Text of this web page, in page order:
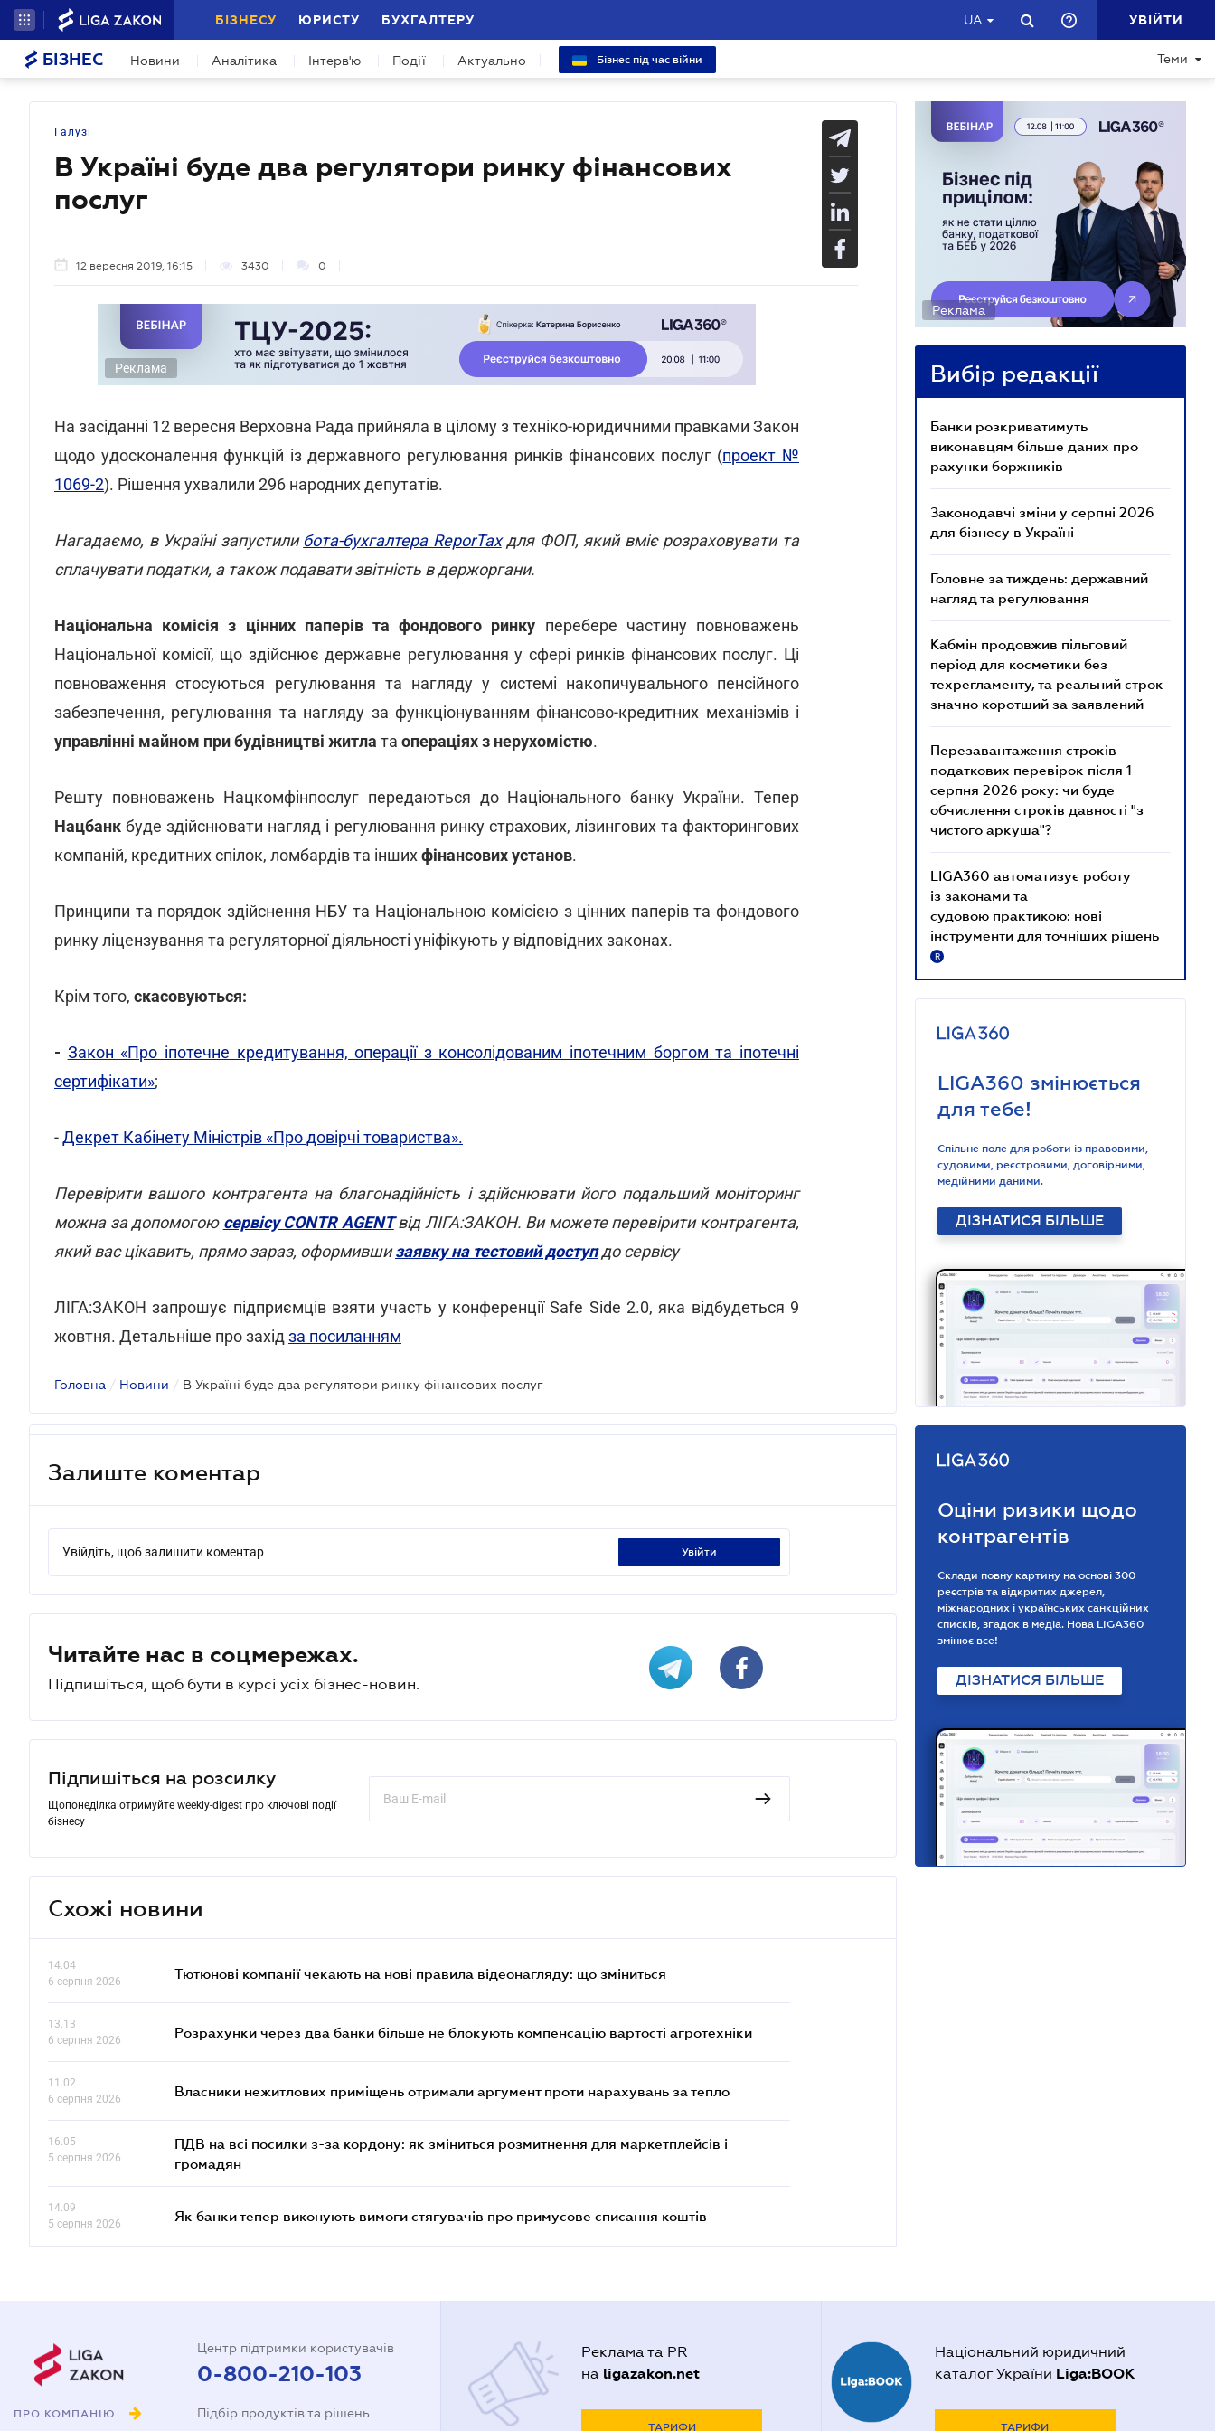
БІЗНЕСУ ЮРИСТУ БУХГАЛТЕРУ UA УВІЙТИ
БІЗНЕС Новини Аналітика Інтерв'ю Події Актуально Бізнес під час війни Теми
Галузі
В Україні буде два регулятори ринку фінансових
послуг
12 вересня 2019, 16:15 3430 0
Реклама
На засіданні 12 вересня Верховна Рада прийняла в цілому з техніко-юридичними правками Закон
щодо удосконалення функцій із державного регулювання ринків фінансових послуг (проект №
1069-2). Рішення ухвалили 296 народних депутатів.
Нагадаємо, в Україні запустилибота-бухгалтера ReporTaxдля ФОП, який вміє розраховувати та
сплачувати податки, а також подавати звітність в держоргани.
Національна комісія з цінних паперів та фондового ринку перебере частину повноважень
Національної комісії, що здійснює державне регулювання у сфері ринків фінансових послуг. Ці
повноваження стосуються регулювання та нагляду у системі накопичувального пенсійного
забезпечення, регулювання та нагляду за функціонуванням фінансово-кредитних механізмів і
управлінні майном при будівництві житла та операціях з нерухомістю.
Решту повноважень Нацкомфінпослуг передаються до Національного банку України. Тепер
Нацбанк буде здійснювати нагляд і регулювання ринку страхових, лізингових та факторингових
компаній, кредитних спілок, ломбардів та іншихфінансових установ.
Принципи та порядок здійснення НБУ та Національною комісією з цінних паперів та фондового
ринку ліцензування та регуляторної діяльності уніфікують у відповідних законах.
Крім того, скасовуються:
- Закон «Про іпотечне кредитування, операції з консолідованим іпотечним боргом та іпотечні
сертифікати»;
-Декрет Кабінету Міністрів «Про довірчі товариства».
Перевірити вашого контрагента на благонадійність і здійснювати його подальший моніторинг
можна за допомогою сервісу CONTR AGENTвід ЛІГА:ЗАКОН. Ви можете перевірити контрагента,
який вас цікавить, прямо зараз, оформившизаявку на тестовий доступдо сервісу
ЛІГА:ЗАКОН запрошує підприємців взяти участь у конференції Safe Side 2.0, яка відбудеться 9
жовтня. Детальніше про захід за посиланням
Головна / Новини / В Україні буде два регулятори ринку фінансових послуг
Залиште коментар
Увійдіть, щоб залишити коментар увійти
Читайте нас в соцмережах.
Підпишіться, щоб бути в курсі усіх бізнес-новин.
Підпишіться на розсилку
Щопонеділка отримуйте weekly-digest про ключові події
бізнесу
Схожі новини
14.04
6 серпня 2026
Тютюнові компанії чекають на нові правила відеонагляду: що зміниться
13.13
6 серпня 2026
Розрахунки через два банки більше не блокують компенсацію вартості агротехніки
11.02
6 серпня 2026
Власники нежитлових приміщень отримали аргумент проти нарахувань за тепло
16.05
5 серпня 2026
ПДВ на всі посилки з-за кордону: як зміниться розмитнення для маркетплейсів і
громадян
14.09
5 серпня 2026
Як банки тепер виконують вимоги стягувачів про примусове списання коштів
Реклама
Вибір редакції
Банки розкриватимуть
виконавцям більше даних про
рахунки боржників
Законодавчі зміни у серпні 2026
для бізнесу в Україні
Головне за тиждень: державний
нагляд та регулювання
Кабмін продовжив пільговий
період для косметики без
техрегламенту, та реальний строк
значно коротший за заявлений
Перезавантаження строків
податкових перевірок після 1
серпня 2026 року: чи буде
обчислення строків давності "з
чистого аркуша"?
LIGA360 автоматизує роботу
із законами та
судовою практикою: нові
інструменти для точніших рішень
R
LIGA360 змінюється
для тебе!
Спільне поле для роботи із правовими,
судовими, реєстровими, договірними,
медійними даними.
ДІЗНАТИСЯ БІЛЬШЕ
Оціни ризики щодо
контрагентів
Склади повну картину на основі 300
реєстрів та відкритих джерел,
міжнародних і українських санкційних
списків, згадок в медіа. Нова LIGA360
змінює все!
ДІЗНАТИСЯ БІЛЬШЕ
ПРО КОМПАНІЮ
Центр підтримки користувачів
0-800-210-103
Підбір продуктів та рішень
Реклама та PR
на ligazakon.net
ТАРИФИ
Національний юридичний
каталог України Liga:BOOK
ТАРИФИ